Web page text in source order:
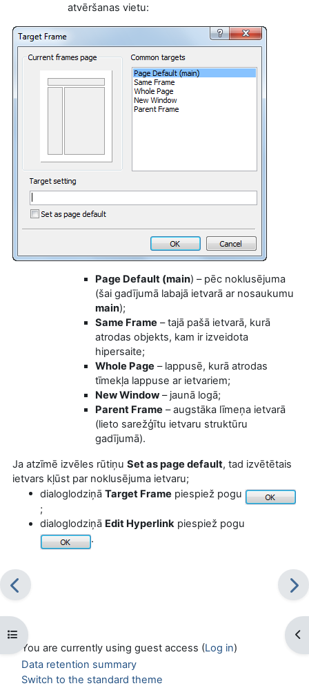
Open course index
atvēršanas vietu:
Page Default (main) – pēc noklusējuma
(šai gadījumā labajā ietvarā ar nosaukumu
main);
Same Frame – tajā pašā ietvarā, kurā
atrodas objekts, kam ir izveidota
hipersaite;
Whole Page – lappusē, kurā atrodas
tīmekļa lappuse ar ietvariem;
New Window – jaunā logā;
Parent Frame – augstāka līmeņa ietvarā
(lieto sarežģītu ietvaru struktūru
gadījumā).
Ja atzīmē izvēles rūtiņu Set as page default, tad izvētētais
ietvars kļūst par noklusējuma ietvaru;
dialoglodziņā Target Frame piespiež pogu
;
dialoglodziņā Edit Hyperlink piespiež pogu
.
You are currently using guest access (Log in)
Data retention summary
Switch to the standard theme